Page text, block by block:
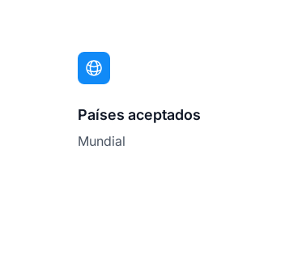
Países aceptados
Mundial